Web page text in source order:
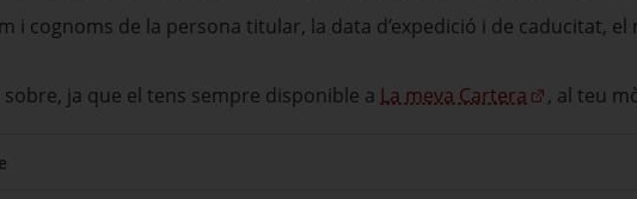
i cognoms de la persona titular, la data d’expedició i de caducitat,
ja que el tens sempre disponible a La meva Cartera , al teu